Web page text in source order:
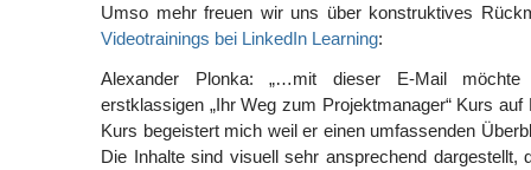
Umso mehr freuen wir uns über konstruktives
Videotrainings bei LinkedIn Learning:
Alexander Plonka: „…mit dieser E-Mail
erstklassigen „Ihr Weg zum Projektmanager“ Kurs auf
Kurs begeistert mich weil er einen umfassenden
Die Inhalte sind visuell sehr ansprechend dargestellt,